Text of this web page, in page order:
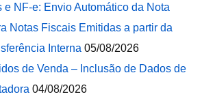
e NF-e: Envio Automático da Nota
Notas Fiscais Emitidas a partir da
Interna 05/08/2026
de Venda – Inclusão de Dados de
04/08/2026